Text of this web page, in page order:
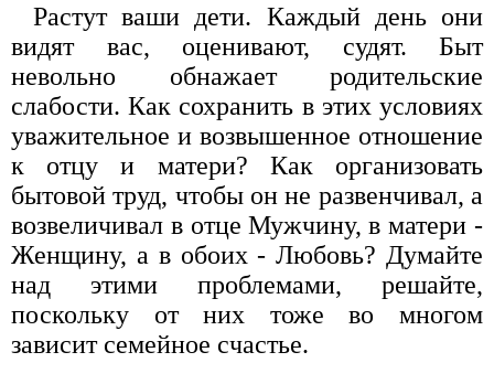
Растут ваши дети. Каждый день они
видят вас, оценивают, судят. Быт
невольно обнажает родительские
слабости. Как сохранить в этих условиях
уважительное и возвышенное отношение
к отцу и матери? Как организовать
бытовой труд, чтобы он не развенчивал, а
возвеличивал в отце Мужчину, в матери -
Женщину, а в обоих - Любовь? Думайте
над этими проблемами, решайте,
поскольку от них тоже во многом
зависит семейное счастье.